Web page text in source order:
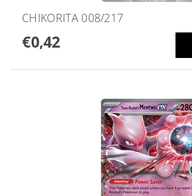
CHIKORITA 008/217
€0,42